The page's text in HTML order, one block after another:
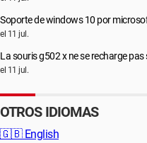
Soporte de windows 10 por
el 11 jul.
La souris g502 x ne se recharge
el 11 jul.
OTROS IDIOMAS
🇬🇧 English